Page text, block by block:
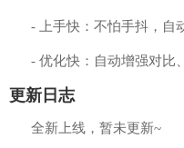
- 上手快：不怕手抖，自
- 优化快：自动增强对比
更新日志
全新上线，暂未更新~